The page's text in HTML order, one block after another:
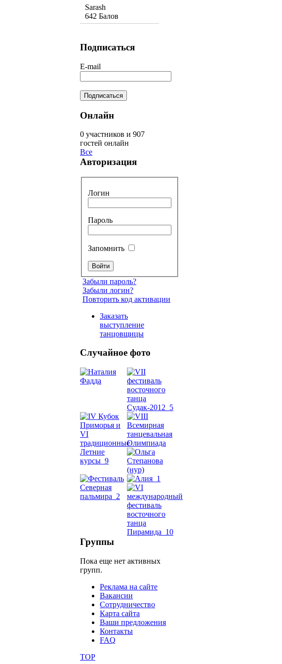
Sarash
642 Балов
Подписаться
E-mail
Онлайн
0 участников и 907
гостей онлайн
Все
Авторизация
Логин
Пароль
Запомнить
Забыли пароль?
Забыли логин?
Повторить код активации
Заказать
выступление
танцовщицы
Случайное фото
видео
Группы
Пока еще нет активных
групп.
Реклама на сайте
Вакансии
Сотрудничество
Карта сайта
Ваши предложения
Контакты
FAQ
TOP